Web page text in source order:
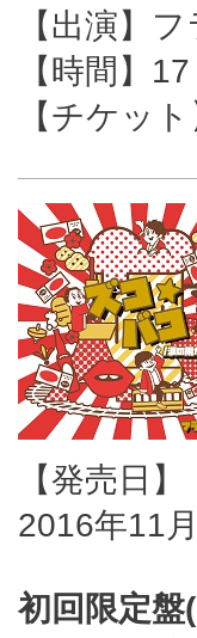
【出演】
【時間】
【チケッ
【発売日】
2016年11
初回限定盤